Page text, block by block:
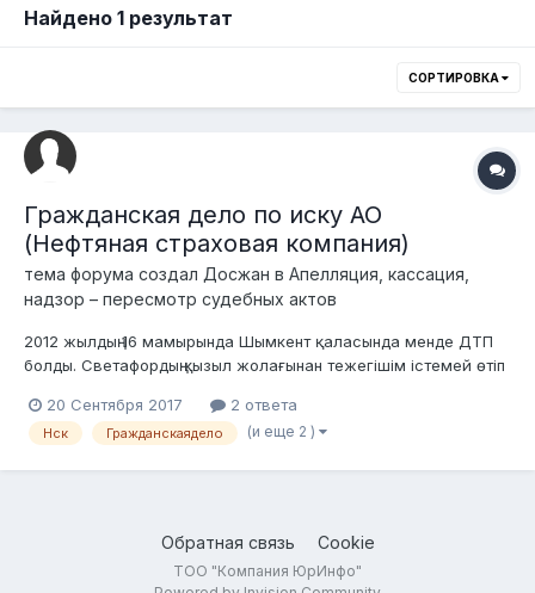
Найдено 1 результат
СОРТИРОВКА
Гражданская дело по иску АО
(Нефтяная страховая компания)
тема форума создал Досжан в Апелляция, кассация,
надзор – пересмотр судебных актов
2012 жылдың 16 мамырында Шымкент қаласында менде ДТП
болды. Светафордың қызыл жолағынан тежегішім істемей өтіп
страховая компания) жəбірленушілерге 1.094.000 ақша
шығарып берді. 2 айдан соң сот болды, маған ҚР ƏҚБТК-нің 468
20 Сентября 2017 2 ответа
Нск Гражданскаядело (и еще 2 )
Обратная связь Cookie
ТОО "Компания ЮрИнфо"